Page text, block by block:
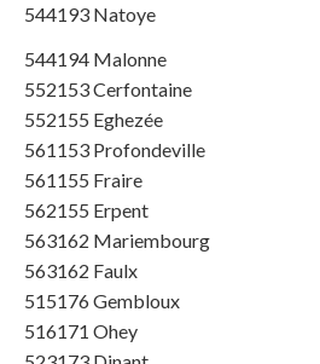
544193 Natoye
544194 Malonne
552153 Cerfontaine
552155 Eghezée
561153 Profondeville
561155 Fraire
562155 Erpent
563162 Mariembourg
563162 Faulx
515176 Gembloux
516171 Ohey